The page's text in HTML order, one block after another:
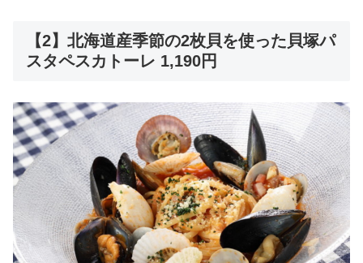
【2】北海道産季節の2枚貝を使った貝塚パ
スタペスカトーレ 1,190円